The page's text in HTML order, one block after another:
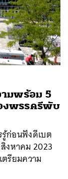
ามพร้อม 5
งพรรครีพับ
ก่อนฟังดีเบต
งหาคม 2023
ตรียมความ